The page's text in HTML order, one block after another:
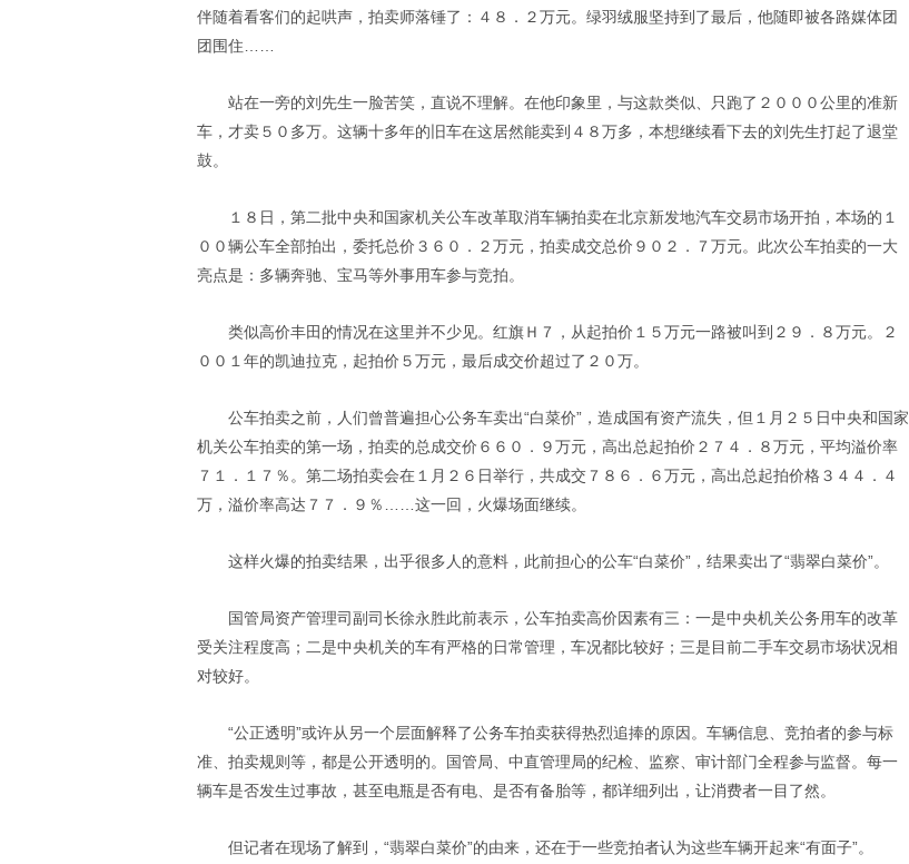
伴随着看客们的起哄声，拍卖师落锤了：４８．２万元。绿羽绒服坚持到了最后，他随即被各路媒体团
团围住……
站在一旁的刘先生一脸苦笑，直说不理解。在他印象里，与这款类似、只跑了２０００公里的准新
车，才卖５０多万。这辆十多年的旧车在这居然能卖到４８万多，本想继续看下去的刘先生打起了退堂
鼓。
１８日，第二批中央和国家机关公车改革取消车辆拍卖在北京新发地汽车交易市场开拍，本场的１
００辆公车全部拍出，委托总价３６０．２万元，拍卖成交总价９０２．７万元。此次公车拍卖的一大
亮点是：多辆奔驰、宝马等外事用车参与竞拍。
类似高价丰田的情况在这里并不少见。红旗Ｈ７，从起拍价１５万元一路被叫到２９．８万元。２
００１年的凯迪拉克，起拍价５万元，最后成交价超过了２０万。
公车拍卖之前，人们曾普遍担心公务车卖出“白菜价”，造成国有资产流失，但１月２５日中央和国家
机关公车拍卖的第一场，拍卖的总成交价６６０．９万元，高出总起拍价２７４．８万元，平均溢价率
７１．１７％。第二场拍卖会在１月２６日举行，共成交７８６．６万元，高出总起拍价格３４４．４
万，溢价率高达７７．９％……这一回，火爆场面继续。
这样火爆的拍卖结果，出乎很多人的意料，此前担心的公车“白菜价”，结果卖出了“翡翠白菜价”。
国管局资产管理司副司长徐永胜此前表示，公车拍卖高价因素有三：一是中央机关公务用车的改革
受关注程度高；二是中央机关的车有严格的日常管理，车况都比较好；三是目前二手车交易市场状况相
对较好。
“公正透明”或许从另一个层面解释了公务车拍卖获得热烈追捧的原因。车辆信息、竞拍者的参与标
准、拍卖规则等，都是公开透明的。国管局、中直管理局的纪检、监察、审计部门全程参与监督。每一
辆车是否发生过事故，甚至电瓶是否有电、是否有备胎等，都详细列出，让消费者一目了然。
但记者在现场了解到，“翡翠白菜价”的由来，还在于一些竞拍者认为这些车辆开起来“有面子”。